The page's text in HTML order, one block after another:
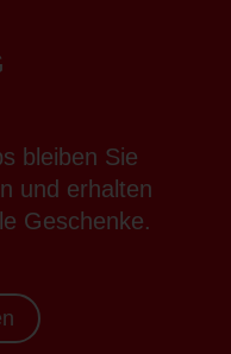
bleiben Sie
und erhalten
Geschenke.